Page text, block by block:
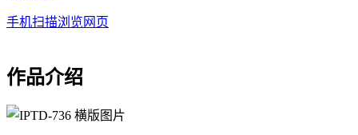
手机扫描浏览网页
作品介绍